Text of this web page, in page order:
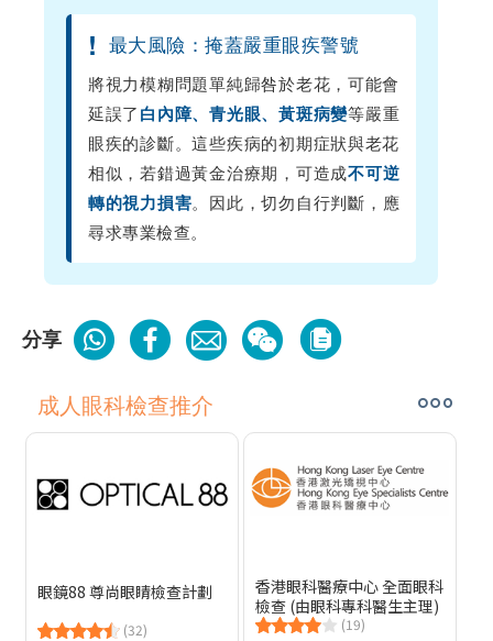
! 最大風險：掩蓋嚴重眼疾警號
將視力模糊問題單純歸咎於老花，可能會
延誤了白內障、青光眼、黃斑病變等嚴重
眼疾的診斷。這些疾病的初期症狀與老花
相似，若錯過黃金治療期，可造成不可逆
轉的視力損害。因此，切勿自行判斷，應
尋求專業檢查。
分享
成人眼科檢查推介
眼鏡88 尊尚眼睛檢查計劃
(32)
香港眼科醫療中心 全面眼科
檢查 (由眼科專科醫生主理)
(19)